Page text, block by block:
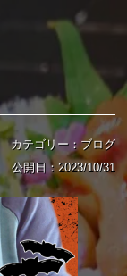
カテゴリー：ブログ
公開日：2023/10/31